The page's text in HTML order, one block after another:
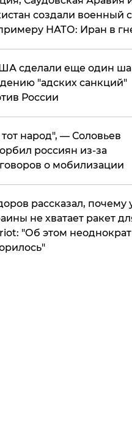
создали военный
НАТО: Иран в
сделали еще один
"адских санкций"
России
народ", — Соловьев
россиян из-за
о мобилизации
рассказал, почему
не хватает ракет
"Об этом